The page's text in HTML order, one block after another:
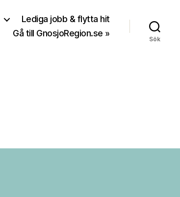
Lediga jobb & flytta hit
Gå till GnosjoRegion.se »
Sök